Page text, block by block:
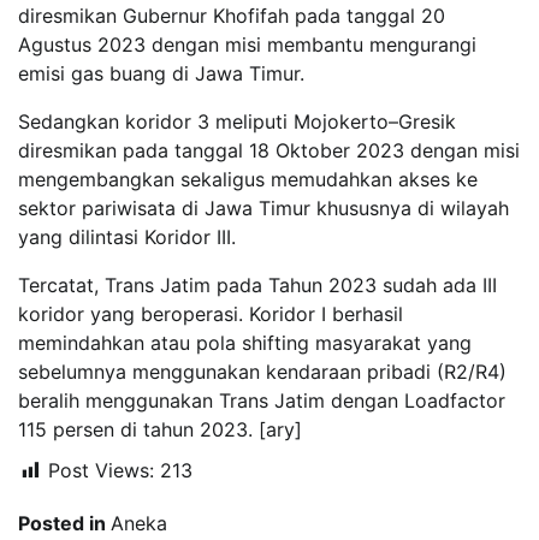
diresmikan Gubernur Khofifah pada tanggal 20
Agustus 2023 dengan misi membantu mengurangi
emisi gas buang di Jawa Timur.
Sedangkan koridor 3 meliputi Mojokerto–Gresik
diresmikan pada tanggal 18 Oktober 2023 dengan misi
mengembangkan sekaligus memudahkan akses ke
sektor pariwisata di Jawa Timur khususnya di wilayah
yang dilintasi Koridor III.
Tercatat, Trans Jatim pada Tahun 2023 sudah ada III
koridor yang beroperasi. Koridor I berhasil
memindahkan atau pola shifting masyarakat yang
sebelumnya menggunakan kendaraan pribadi (R2/R4)
beralih menggunakan Trans Jatim dengan Loadfactor
115 persen di tahun 2023. [ary]
Post Views: 213
Posted in Aneka